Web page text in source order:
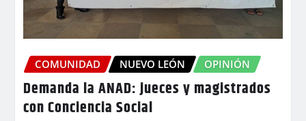
COMUNIDAD NUEVO LEÓN OPINIÓN
Demanda la ANAD: jueces y magistrados
con Conciencia Social